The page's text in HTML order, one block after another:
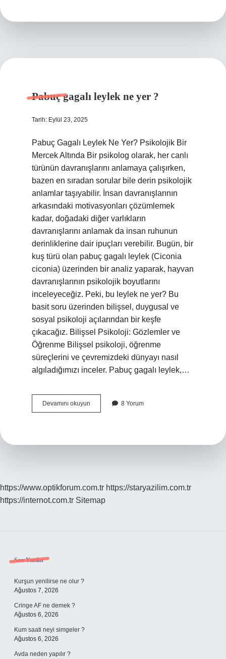
Pabuç gagalı leylek ne yer ?
Tarih: Eylül 23, 2025
Pabuç Gagalı Leylek Ne Yer? Psikolojik Bir
Mercek Altında Bir psikolog olarak, her canlı
türünün davranışlarını anlamaya çalışırken,
bazen en sıradan sorular bile derin psikolojik
anlamlar taşıyabilir. İnsan davranışlarının
arkasındaki motivasyonları çözümlemek
kadar, doğadaki diğer varlıkların
davranışlarını anlamak da insan ruhunun
derinliklerine dair ipuçları verebilir. Bugün, bir
kuş türü olan pabuç gagalı leylek (Ciconia
ciconia) üzerinden bir analiz yaparak, hayvan
davranışlarının psikolojik boyutlarını
inceleyeceğiz. Peki, bu leylek ne yer? Bu
basit soru üzerinden bilişsel, duygusal ve
sosyal psikoloji açılarından bir keşfe
çıkacağız. Bilişsel Psikoloji: Gözlemler ve
Öğrenme Bilişsel psikoloji, öğrenme
süreçlerini ve çevremizdeki dünyayı nasıl
algıladığımızı inceler. Pabuç gagalı leylek,…
Devamını okuyun
gagalı
8 Yorum
https://www.optikforum.com.tr https://staryazilim.com.tr
https://internot.com.tr Sitemap
Sidebar
Son Yazılar
Kurşun yenilirse ne olur ?
Ağustos 7, 2026
Cringe AF ne demek ?
Ağustos 6, 2026
Kum saati neyi simgeler ?
Ağustos 6, 2026
Avda neden yapılır ?